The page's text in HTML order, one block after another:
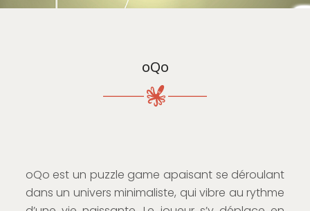
oQo
oQo est un puzzle game apaisant se déroulant
dans un univers minimaliste, qui vibre au rythme